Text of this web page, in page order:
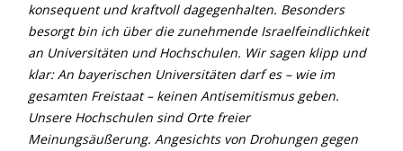
konsequent und kraftvoll dagegenhalten. Besonders
besorgt bin ich über die zunehmende Israelfeindlichkeit
an Universitäten und Hochschulen. Wir sagen klipp und
klar: An bayerischen Universitäten darf es – wie im
gesamten Freistaat – keinen Antisemitismus geben.
Unsere Hochschulen sind Orte freier
Meinungsäußerung. Angesichts von Drohungen gegen